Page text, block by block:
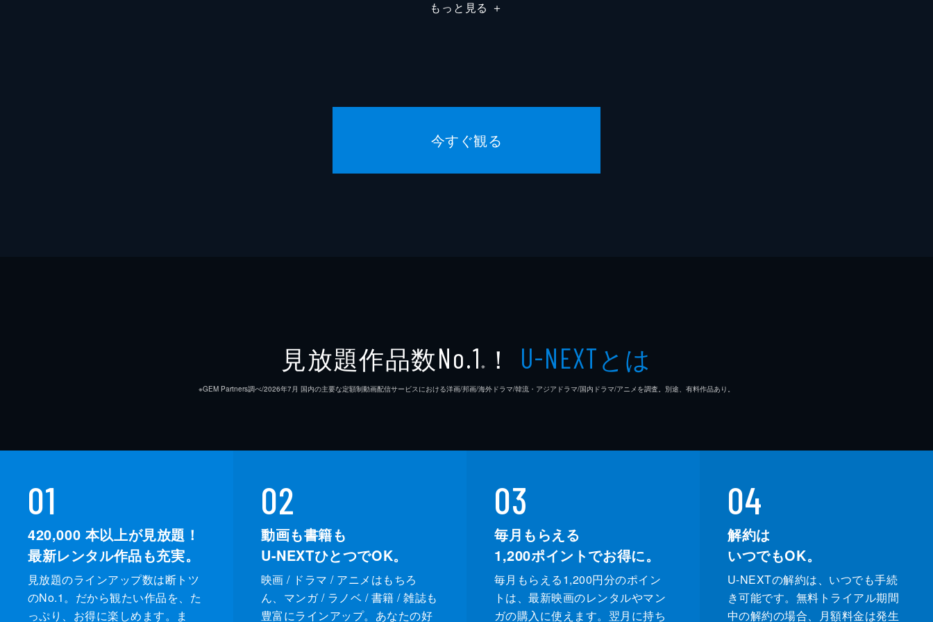
もっと見る ＋
今すぐ観る
見放題作品数No.1 ※ ！ U-NEXTとは
※GEM Partners調べ/2026年7⽉ 国内の主要な定額制動画配信サービスにおける洋画/邦画/海外ドラマ/韓流・アジアドラマ/国内ドラマ/アニメを調査。別途、有料作品あり。
01
420,000 本以上が見放題！
最新レンタル作品も充実。
見放題のラインアップ数は断トツ
のNo.1。だから観たい作品を、た
っぷり、お得に楽しめます。ま
02
動画も書籍も
U-NEXTひとつでOK。
映画 / ドラマ / アニメはもちろ
ん、マンガ / ラノベ / 書籍 / 雑誌も
豊富にラインアップ。あなたの好
03
毎月もらえる
1,200ポイントでお得に。
毎月もらえる1,200円分のポイン
トは、最新映画のレンタルやマン
ガの購入に使えます。翌月に持ち
04
解約は
いつでもOK。
U-NEXTの解約は、いつでも手続
き可能です。無料トライアル期間
中の解約の場合、月額料金は発生